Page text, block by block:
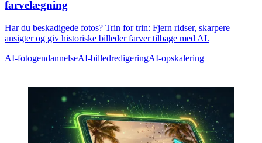
farvelægning
Har du beskadigede fotos? Trin for trin: Fjern ridser, skarpere
ansigter og giv historiske billeder farver tilbage med AI.
AI-fotogendannelseAI-billedredigeringAI-opskalering